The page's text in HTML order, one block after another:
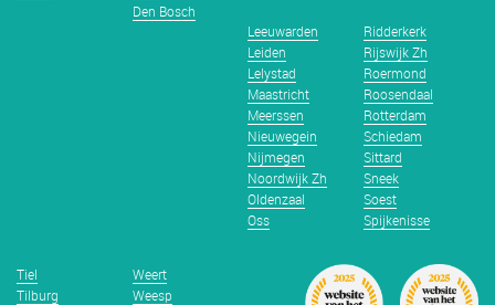
Den Bosch
Leeuwarden
Leiden
Lelystad
Maastricht
Meerssen
Nieuwegein
Nijmegen
Noordwijk Zh
Oldenzaal
Oss
Ridderkerk
Rijswijk Zh
Roermond
Roosendaal
Rotterdam
Schiedam
Sittard
Sneek
Soest
Spijkenisse
Tiel
Tilburg
Weert
Weesp